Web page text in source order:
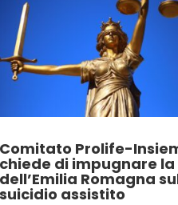
Comitato Prolife-
chiede di impugnare
dell’Emilia Romagna
suicidio assistito